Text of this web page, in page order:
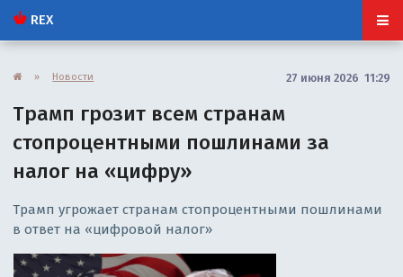
REX
» Новости 27 июня 2026 11:29
Трамп грозит всем странам
стопроцентными пошлинами за
налог на «цифру»
Трамп угрожает странам стопроцентными пошлинами
в ответ на «цифровой налог»